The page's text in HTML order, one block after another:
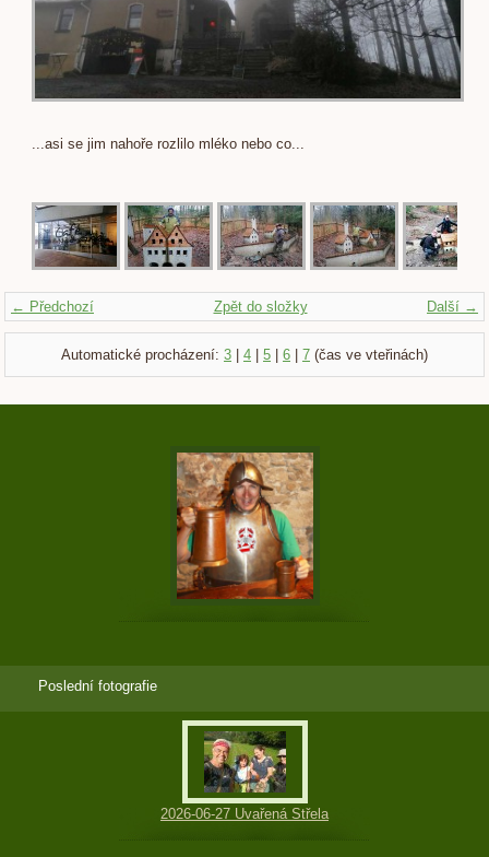
...asi se jim nahoře rozlilo mléko nebo co...
← Předchozí Další →
Zpět do složky
Automatické procházení: 3 | 4 | 5 | 6 | 7 (čas ve vteřinách)
Poslední fotografie
2026-06-27 Uvařená Střela